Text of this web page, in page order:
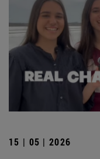
15 | 05 | 2026